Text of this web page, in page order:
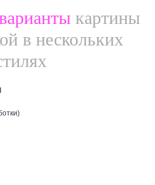
картины
в нескольких